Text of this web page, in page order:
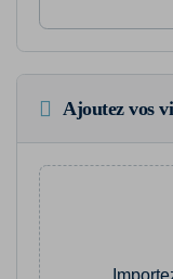
Ajoutez vos